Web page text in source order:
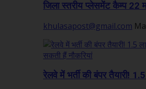
जिला स्तरीय प्लेसमेंट कैम्प 22
khulasapost@gmail.com
रेलवे में भर्ती की बंपर तैयारी!